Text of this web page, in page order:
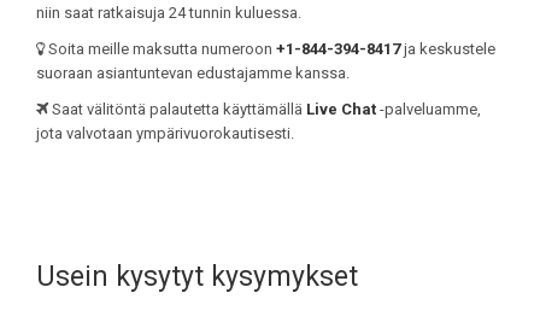
niin saat ratkaisuja 24 tunnin kuluessa.
Soita meille maksutta numeroon +1-844-394-8417ja keskustele
suoraan asiantuntevan edustajamme kanssa.
Saat välitöntä palautetta käyttämällä Live Chat -palveluamme,
jota valvotaan ympärivuorokautisesti.
Usein kysytyt kysymykset